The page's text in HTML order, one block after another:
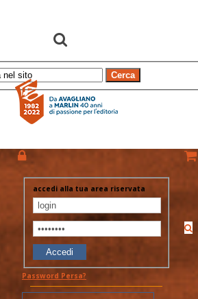
Cerca
accedi alla tua area riservata
Accedi
Password Persa?